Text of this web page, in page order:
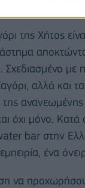
της Χήτος
Σχεδιασμένο με
αλλά και τα
όχι μόνο.
bar στην
ένα
να